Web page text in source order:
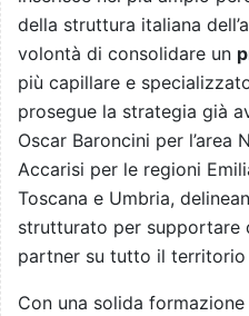
della struttura italiana
volontà di consolidare un
più capillare e
prosegue la strategia già
Oscar Baroncini per l’area
Accarisi per le regioni
Toscana e Umbria,
strutturato per supportare
partner su tutto il territorio
Con una solida